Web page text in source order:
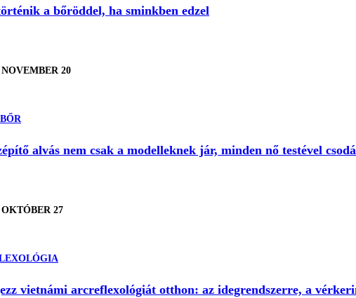
a bőröddel, ha sminkben edzel
NOVEMBER 20
alvás nem csak a modelleknek jár, minden nő testével
OKTÓBER 27
vietnámi arcreflexológiát otthon: az idegrendszerre, a